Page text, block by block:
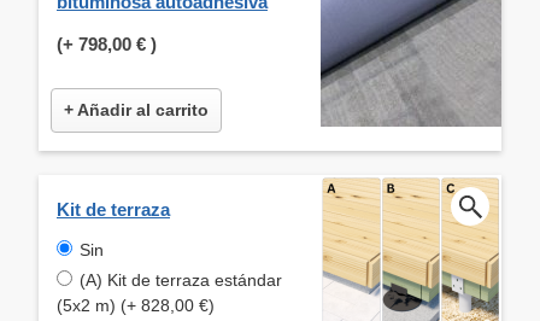
(+ 798,00 € )
+ Añadir al carrito
Kit de terraza
Sin
(A) Kit de terraza estándar
(5x2 m) (+ 828,00 €)